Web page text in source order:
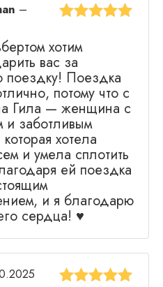
5
–
хотим
вас за
поездку! Поездка
потому что с
Гила — женщина с
и заботливым
хотела
и умела сплотить
ей поездка
и я благодарю
сердца! ♥